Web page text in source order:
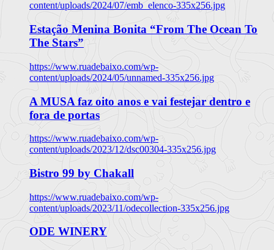
content/uploads/2024/07/emb_elenco-335x256.jpg
Estação Menina Bonita “From The Ocean To
The Stars”
https://www.ruadebaixo.com/wp-
content/uploads/2024/05/unnamed-335x256.jpg
A MUSA faz oito anos e vai festejar dentro e
fora de portas
https://www.ruadebaixo.com/wp-
content/uploads/2023/12/dsc00304-335x256.jpg
Bistro 99 by Chakall
https://www.ruadebaixo.com/wp-
content/uploads/2023/11/odecollection-335x256.jpg
ODE WINERY